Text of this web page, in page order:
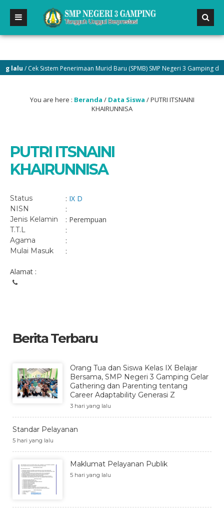
/ Cek Sistem Penerimaan Murid Baru (SPMB) SMP Negeri 3 Gamping di
You are here : Beranda / Data Siswa /PUTRI ITSNAINI
KHAIRUNNISA
PUTRI ITSNAINI
KHAIRUNNISA
Status : IX D
NISN :
Jenis Kelamin : Perempuan
T.T.L :
Agama :
Mulai Masuk :
Alamat :
Berita Terbaru
Orang Tua dan Siswa Kelas IX Belajar
Bersama, SMP Negeri 3 Gamping Gelar
Gathering dan Parenting tentang
Career Adaptability Generasi Z
3 hari yang lalu
Standar Pelayanan
5 hari yang lalu
Maklumat Pelayanan Publik
5 hari yang lalu